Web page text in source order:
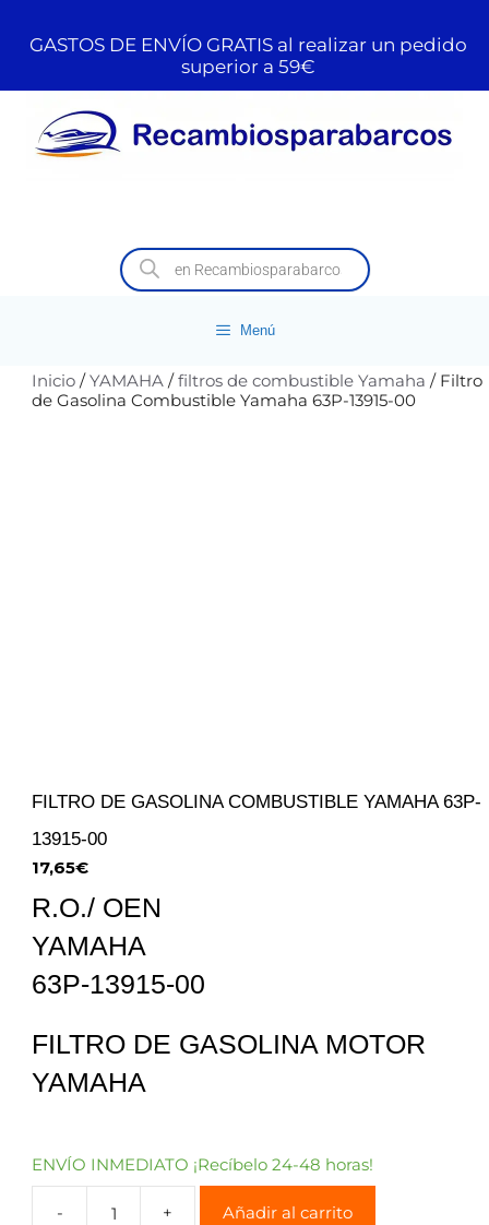
GASTOS DE ENVÍO GRATIS al realizar un pedido
superior a 59€
Menú
Inicio /YAMAHA /filtros de combustible Yamaha / Filtro
de Gasolina Combustible Yamaha 63P-13915-00
FILTRO DE GASOLINA COMBUSTIBLE YAMAHA 63P-
13915-00
17,65€
R.O./ OEN
YAMAHA
63P-13915-00
FILTRO DE GASOLINA MOTOR
YAMAHA
ENVÍO INMEDIATO ¡Recíbelo 24-48 horas!
Añadir al carrito